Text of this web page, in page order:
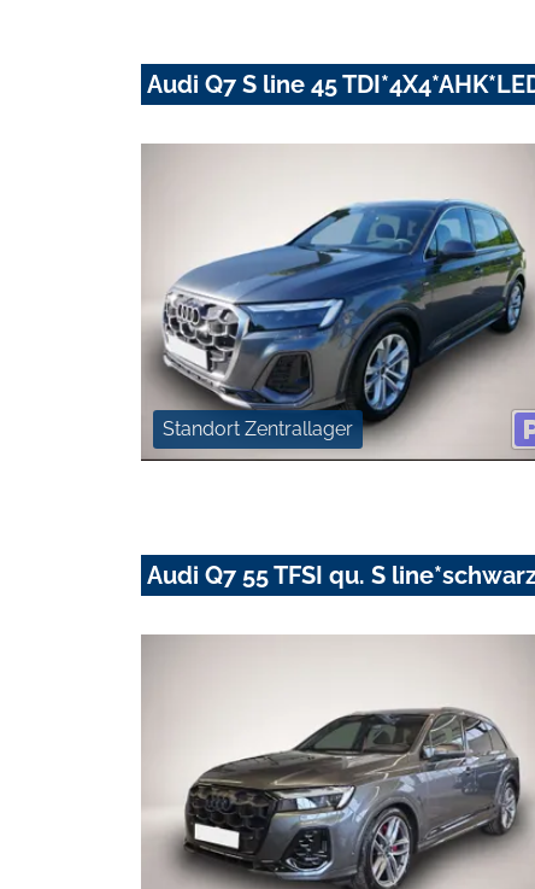
Audi Q7 S line 45
Standort Zentrallager
Audi Q7 55 TFSI qu. S